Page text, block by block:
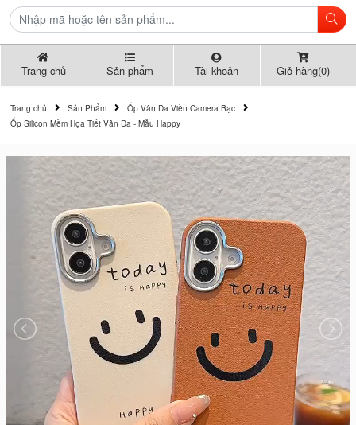
Trang chủ Sản phẩm Tài khoản Giỏ hàng(0)
Trang chủ Sản Phẩm
Ốp Vân Da Viền Camera Bạc
Ốp Silicon Mềm Họa Tiết Vân Da - Mẫu Happy